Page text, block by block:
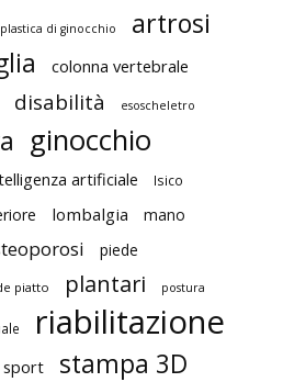
di ginocchio artrosi
colonna vertebrale
disabilità esoscheletro
ginocchio
artificiale Isico
lombalgia
mano
piede
piatto plantari postura
riabilitazione
sport stampa 3D